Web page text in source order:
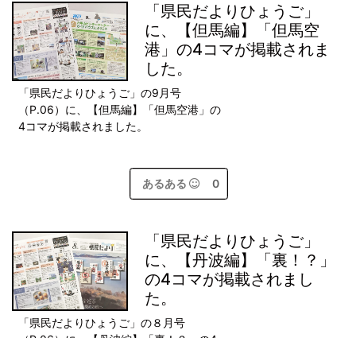
「県民だよりひょうご」
に、【但馬編】「但馬空
港」の4コマが掲載されま
した。
「県民だよりひょうご」の9月号
（P.06）に、【但馬編】「但馬空港」の
4コマが掲載されました。
あるある 0
「県民だよりひょうご」
に、【丹波編】「裏！？」
の4コマが掲載されまし
た。
「県民だよりひょうご」の８月号